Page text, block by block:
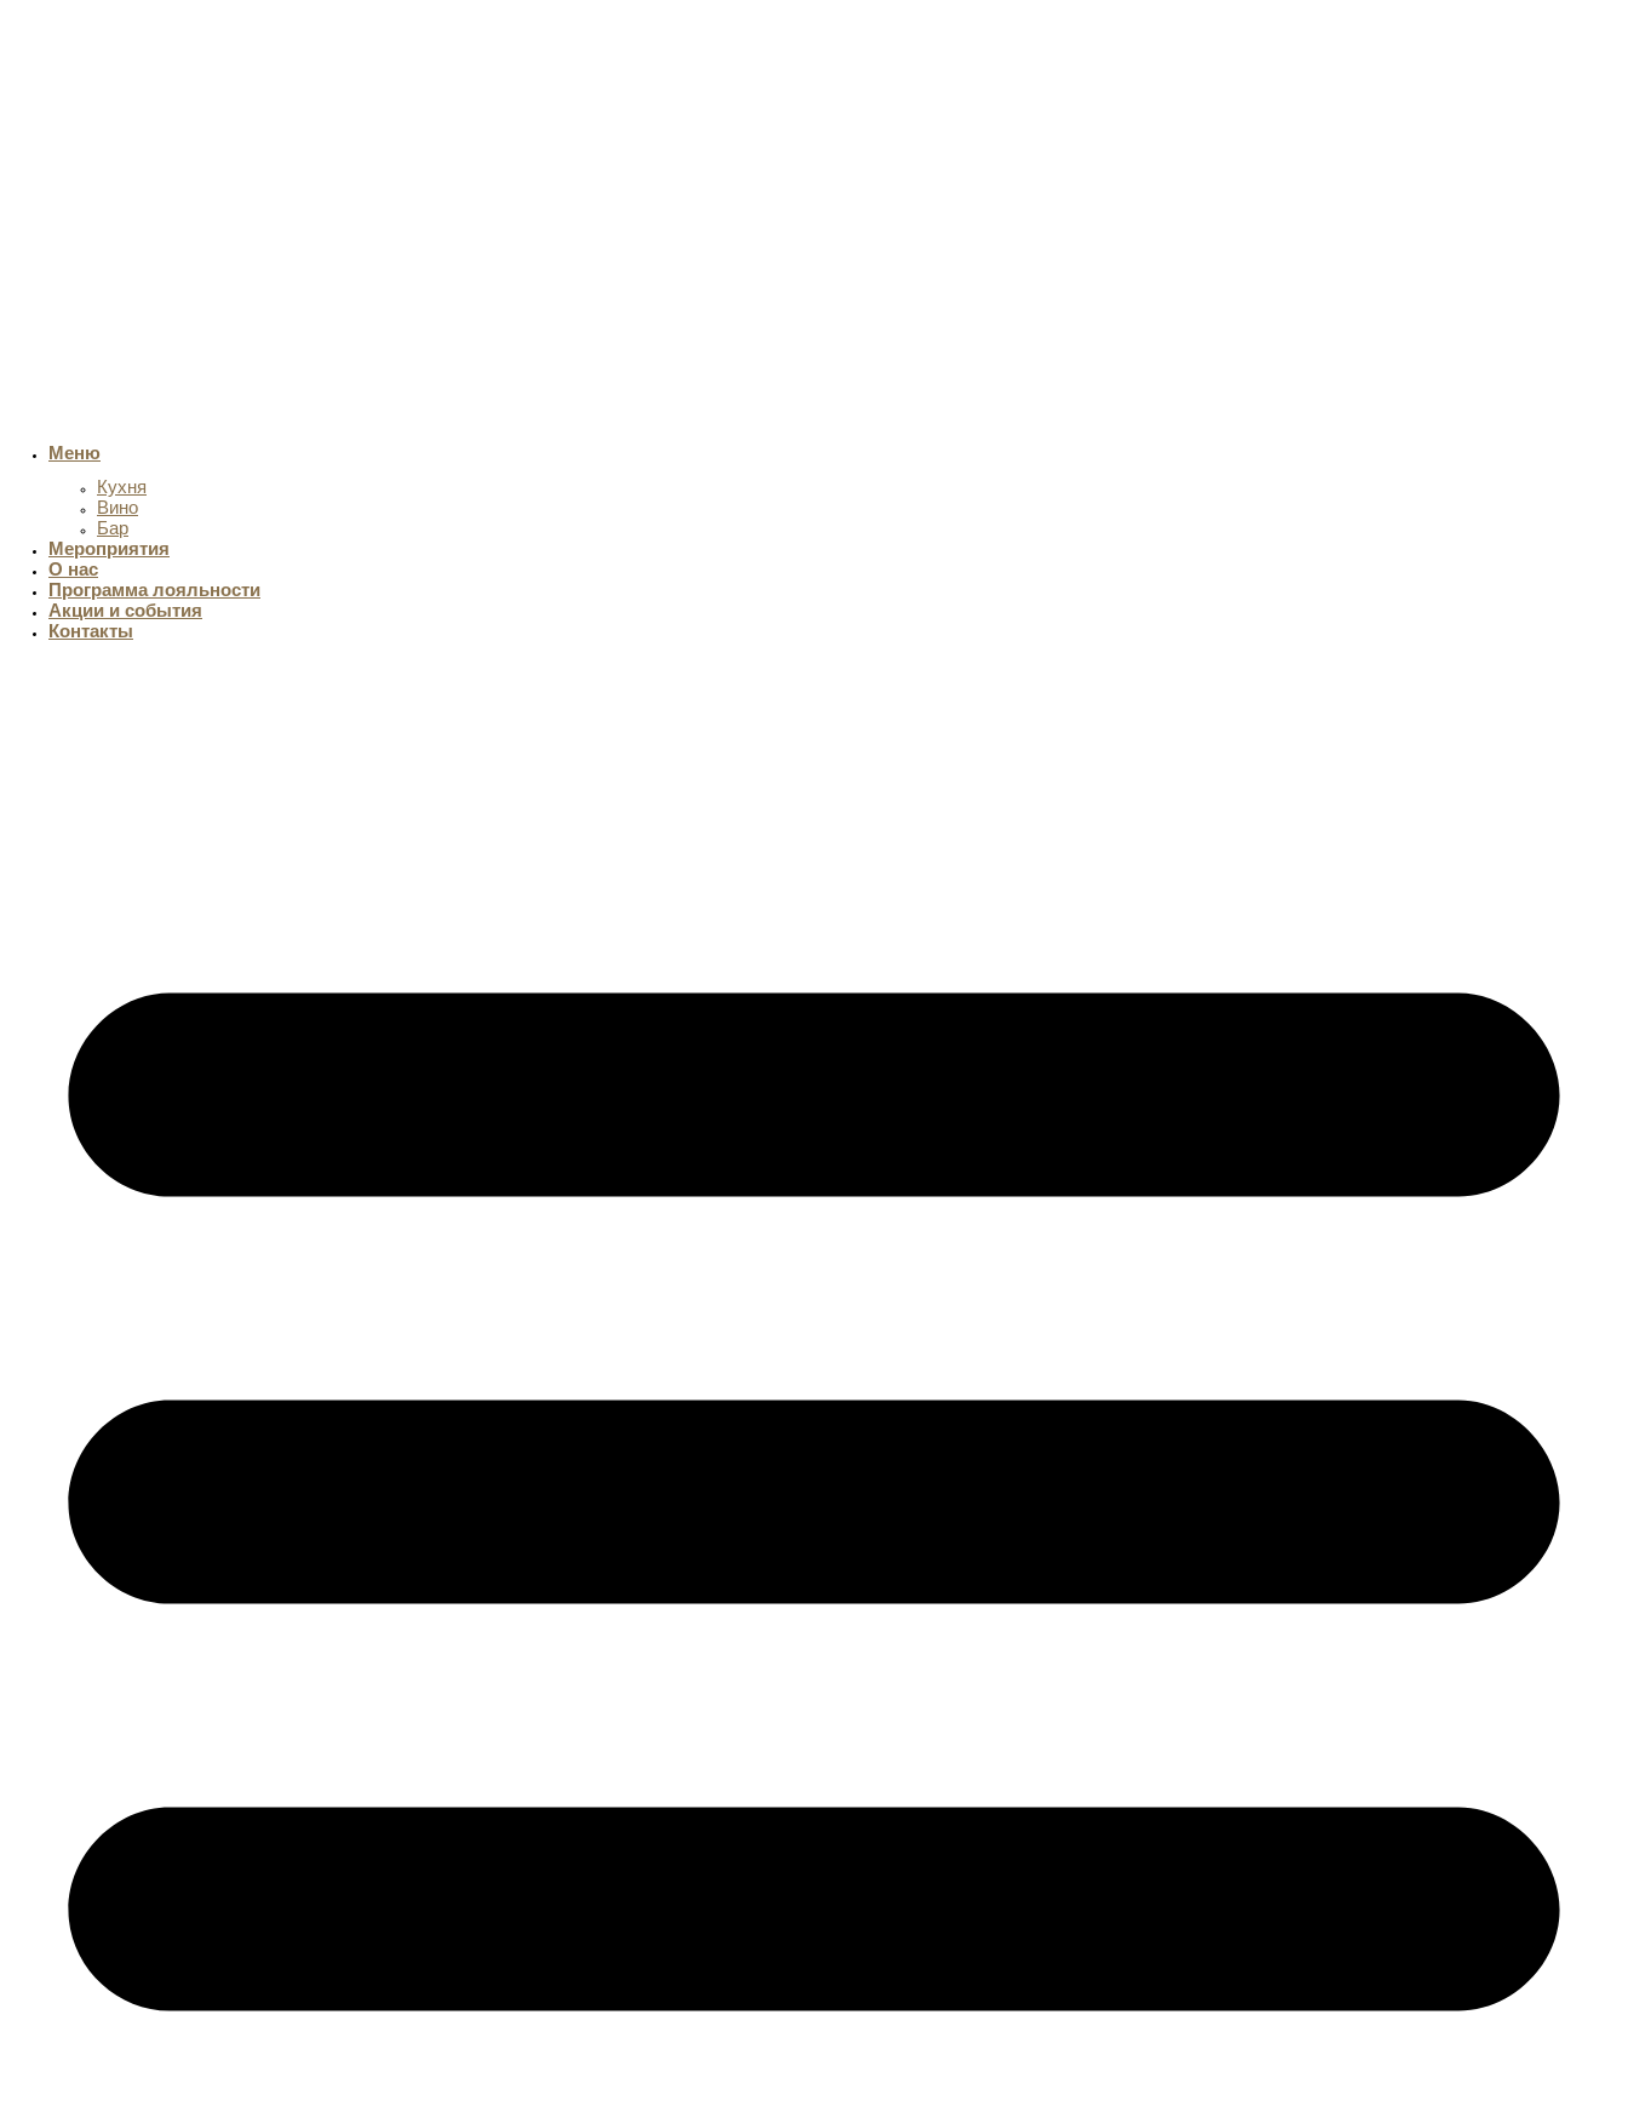
Меню
Кухня
Вино
Бар
Мероприятия
О нас
Программа лояльности
Акции и события
Контакты